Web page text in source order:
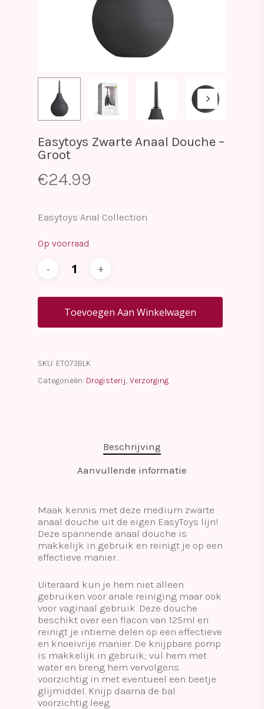
Easytoys Zwarte Anaal Douche –
Groot
€24.99
Easytoys Anal Collection
Op voorraad
Toevoegen Aan Winkelwagen
SKU: ET073BLK
Categorieën: Drogisterij, Verzorging
Beschrijving
Aanvullende informatie
Maak kennis met deze medium zwarte
anaal douche uit de eigen EasyToys lijn!
Deze spannende anaal douche is
makkelijk in gebruik en reinigt je op een
effectieve manier.
Uiteraard kun je hem niet alleen
gebruiken voor anale reiniging maar ook
voor vaginaal gebruik. Deze douche
beschikt over een flacon van 125ml en
reinigt je intieme delen op een effectieve
en knoeivrije manier. De knijpbare pomp
is makkelijk in gebruik; vul hem met
water en breng hem vervolgens
voorzichtig in met eventueel een beetje
glijmiddel. Knijp daarna de bal
voorzichtig leeg.